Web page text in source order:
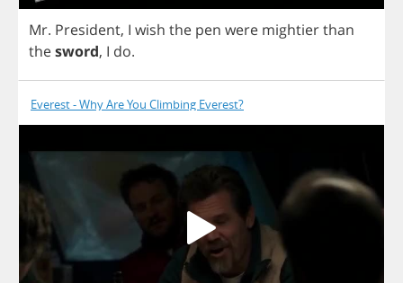
Mr. President, I wish the pen were mightierthan
thesword, I do.
Everest - Why Are You Climbing Everest?